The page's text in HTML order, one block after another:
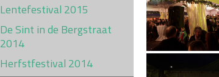
Lentefestival 2015
De Sint in de Bergstraat
2014
Herfstfestival 2014